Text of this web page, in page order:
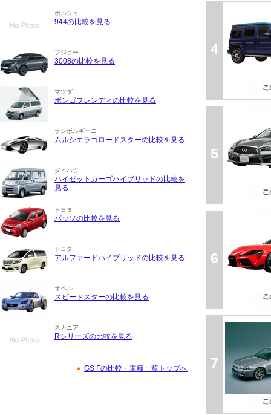
ポルシェ
944の比較を見る
プジョー
3008の比較を見る
マツダ
ボンゴフレンディの比較を見る
ランボルギーニ
ムルシエラゴロードスターの比較を見る
ダイハツ
ハイゼットカーゴハイブリッドの比較を
見る
トヨタ
パッソの比較を見る
トヨタ
アルファードハイブリッドの比較を見る
オペル
スピードスターの比較を見る
スカニア
Rシリーズの比較を見る
GS Fの比較・車種一覧トップへ
4
5
6
7